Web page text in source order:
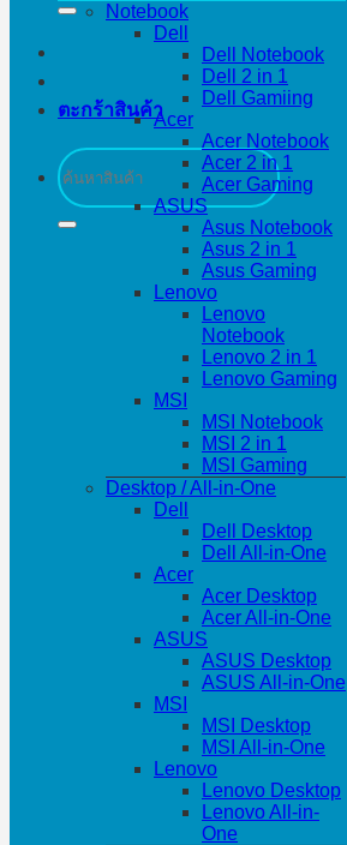
ตะกร้าสินค้า
ค้นหา:
Notebook
Dell
Dell Notebook
Dell 2 in 1
Dell Gamiing
Acer
Acer Notebook
Acer 2 in 1
Acer Gaming
ASUS
Asus Notebook
Asus 2 in 1
Asus Gaming
Lenovo
Lenovo
Notebook
Lenovo 2 in 1
Lenovo Gaming
MSI
MSI Notebook
MSI 2 in 1
MSI Gaming
Desktop / All-in-One
Dell
Dell Desktop
Dell All-in-One
Acer
Acer Desktop
Acer All-in-One
ASUS
ASUS Desktop
ASUS All-in-One
MSI
MSI Desktop
MSI All-in-One
Lenovo
Lenovo Desktop
Lenovo All-in-
One